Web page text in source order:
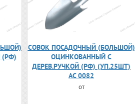
(РФ)
СОВОК ПОСАДОЧНЫЙ (БОЛЬШОЙ)
ОЦИНКОВАННЫЙ С
ДЕРЕВ.РУЧКОЙ (РФ) (УП.25ШТ)
АС 0082
от